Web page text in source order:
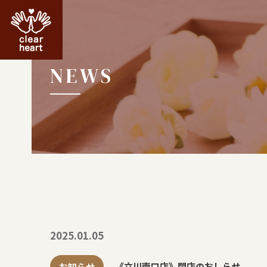
NEWS
2025.01.05